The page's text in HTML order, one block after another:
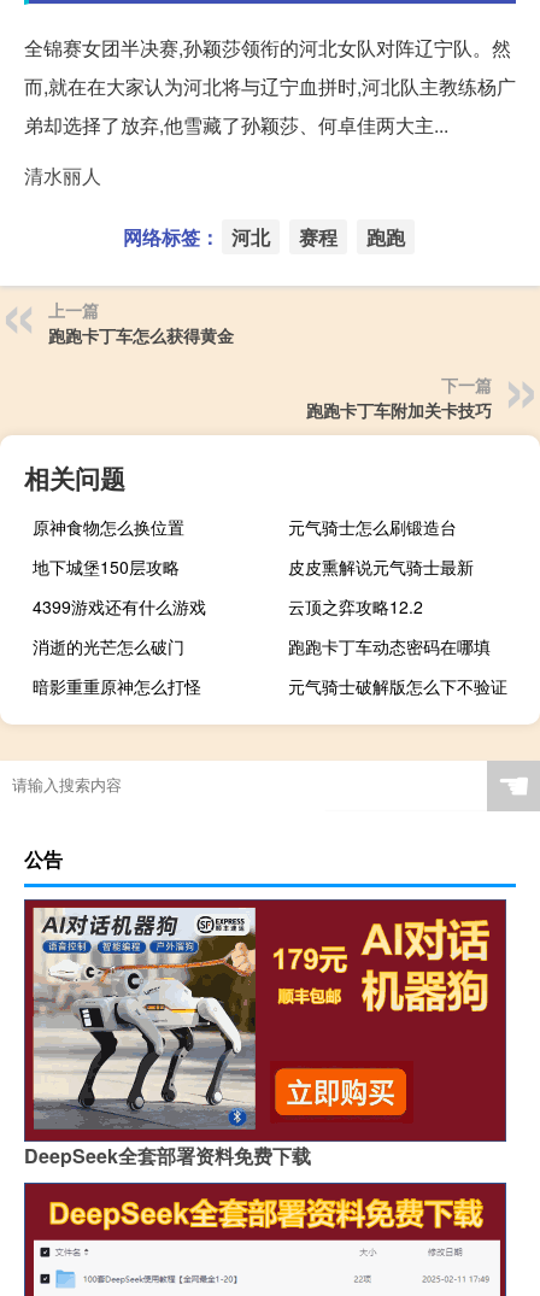
全锦赛女团半决赛,孙颖莎领衔的河北女队对阵辽宁队。然
而,就在在大家认为河北将与辽宁血拼时,河北队主教练杨广
弟却选择了放弃,他雪藏了孙颖莎、何卓佳两大主...
清水丽人
网络标签： 河北 赛程 跑跑
上一篇
跑跑卡丁车怎么获得黄金
下一篇
跑跑卡丁车附加关卡技巧
相关问题
原神食物怎么换位置
元气骑士怎么刷锻造台
地下城堡150层攻略
皮皮熏解说元气骑士最新
4399游戏还有什么游戏
云顶之弈攻略12.2
消逝的光芒怎么破门
跑跑卡丁车动态密码在哪填
暗影重重原神怎么打怪
元气骑士破解版怎么下不验证
☚
公告
DeepSeek全套部署资料免费下载